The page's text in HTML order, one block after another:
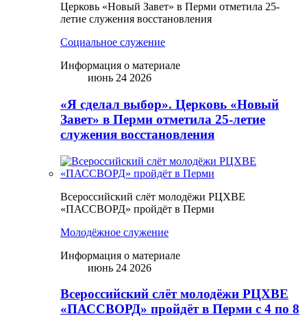
Церковь «Новый Завет» в Перми отметила 25-
летие служения восстановления
Социальное служение
Информация о материале
июнь 24 2026
«Я сделал выбор». Церковь «Новый
Завет» в Перми отметила 25-летие
служения восстановления
Всероссийский слёт молодёжи РЦХВЕ
«ПАССВОРД» пройдёт в Перми
Молодёжное служение
Информация о материале
июнь 24 2026
Всероссийский слёт молодёжи РЦХВЕ
«ПАССВОРД» пройдёт в Перми с 4 по 8